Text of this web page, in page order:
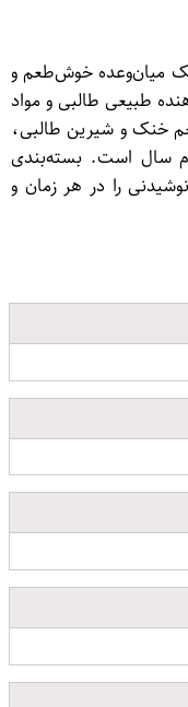
دنت یک میان‌وعده خوش‌طعم و
طبیعی طالبی و مواد
خنک و شیرین طالبی،
سال است. بسته‌بندی
را در هر زمان و